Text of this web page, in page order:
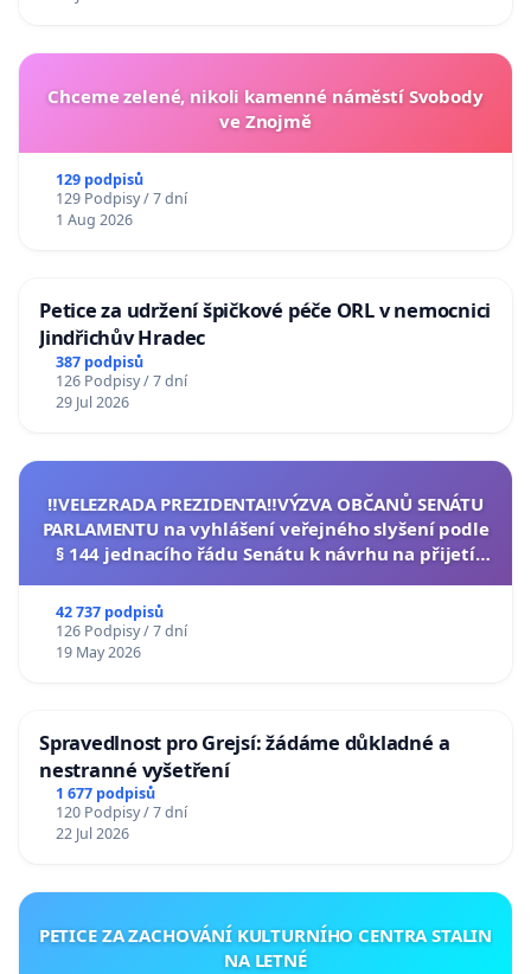
Chceme zelené, nikoli kamenné náměstí Svobody
ve Znojmě
129 podpisů
129 Podpisy / 7 dní
1 Aug 2026
Petice za udržení špičkové péče ORL v nemocnici
Jindřichův Hradec
387 podpisů
126 Podpisy / 7 dní
29 Jul 2026
‼️VELEZRADA PREZIDENTA‼️VÝZVA OBČANŮ SENÁTU
PARLAMENTU na vyhlášení veřejného slyšení podle
§ 144 jednacího řádu Senátu k návrhu na přijetí
42 737 podpisů
126 Podpisy / 7 dní
19 May 2026
Spravedlnost pro Grejsí: žádáme důkladné a
nestranné vyšetření
1 677 podpisů
120 Podpisy / 7 dní
22 Jul 2026
PETICE ZA ZACHOVÁNÍ KULTURNÍHO CENTRA STALIN
NA LETNÉ